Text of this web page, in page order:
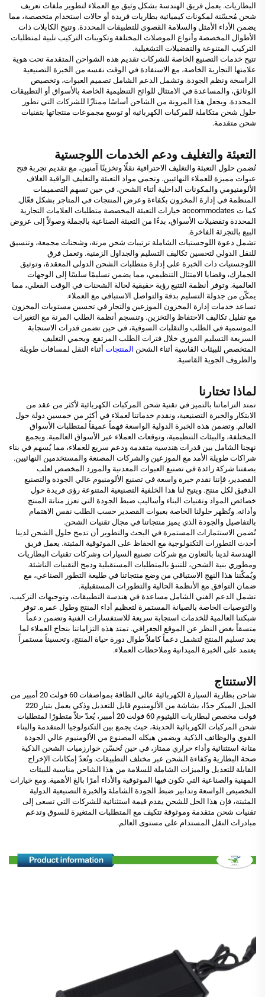
البطاريات. يعمل فريق الهندسة بشكل وثيق مع العملاء لتطوير ملفات تعريف
شحن مُحسّنة لمكونات كيميائية بطاريات فريدة أو حالات استخدام متخصصة، مما
يضمن الأداء الأمثل والسلامة القصوى للتطبيقات المحددة. وتتيح الكابلات ذات
الأطوال المخصصة وأنواع الموصلات المختلفة وتكوينات التركيب تلبية لمتطلبات
التركيب المتنوعة والتفضيلات التشغيلية.
تتيح خدمات التصنيع الخاصة للشركات تقديم هذه الشواحن المتقدمة تحت هوية
علامتها التجارية الخاصة، مع الاستفادة في الوقت نفسه من الخبرة التصنيعية
الراسخة ونظم الجودة. وتشمل الدعم الشامل تصميم العبوات، وتخصيص
الوثائق، والمساعدة في الامتثال للوائح التنظيمية الخاصة بالأسواق أو التطبيقات
المحددة. ويجعل هذا المرونة من الشاحن أساسًا ممتازًا للشركات التي تطور
حلول شحن متكاملة للمركبات الكهربائية أو توسع مجموعات منتجاتها بتقنيات
شحن متقدمة.
التعبئة والتغليف ودعم الخدمات اللوجستية
تُضمن حلول التعبئة والتغليف الاحترافية نقلًا وتخزينًا آمنين، مع تقديم تجربة فتح
عبوات مميزة للعملاء النهائيين. وتحمي مواد التعبئة والتغليف الواقية الغلاف
الألومنيومي والمكونات الداخلية أثناء الشحن، في حين تسهم التصميمات
المنظمة في إدارة المخزون بكفاءة وعرض المنتجات في المتاجر بشكل فعّال.
كما ت accommodates خيارات التعبئة المخصصة متطلبات العلامات التجارية
المحددة وتفضيلات الأسواق، بدءًا من التعبئة الصناعية بالجملة وصولاً إلى عروض
البيع بالتجزئة الفاخرة.
تشمل دعوة اللوجستيات الشاملة ترتيبات شحن مرنة، وشحنات مجمعة، وتنسيق
للنقل الدولي لتحسين تكاليف التسليم والجداول الزمنية. وتعمل فرق
اللوجستيات ذات الخبرة على إدارة متطلبات الشحن الدولي المعقدة، وتوثيق
الجمارك، وقضايا الامتثال التنظيمي، مما يضمن تسليمًا سلسًا إلى الوجهات
العالمية. وتوفر أنظمة التتبع رؤية حقيقية لحالة الشحنات في الوقت الفعلي، مما
يمكّن من جدولة التسليم بدقة والتواصل الاستباقي مع العملاء.
تساعد خدمات إدارة المخزون الموزعين والتجار في تحسين مستويات المخزون
مع تقليل تكاليف الاحتفاظ والتخزين. وتنسجم أنظمة الطلب المرنة مع التغيرات
الموسمية في الطلب والتقلبات السوقية، في حين تضمن قدرات الاستجابة
السريعة التسليم الفوري خلال فترات الطلب المرتفع. ويحمي التغليف
المتخصص للبيئات القاسية أثناء الشحن المنتجات أثناء النقل لمسافات طويلة
والظروف الجوية القاسية.
لماذا تختارنا
تمتد التزاماتنا بالتميز في تقنية شحن المركبات الكهربائية لأكثر من عقد من
الابتكار والخبرة التصنيعية، ونقدم خدماتنا لعملاء في أكثر من خمسين دولة حول
العالم. وتضمن هذه الخبرة الدولية الواسعة فهماً عميقاً لمتطلبات الأسواق
المختلفة، والبيئات التنظيمية، وتوقعات العملاء عبر الأسواق العالمية. ويجمع
نهجنا الشامل بين قدرات هندسية متقدمة ودعم سريع للعملاء، مما يُسهم في بناء
شراكات طويلة الأمد مع الموزعين والشركات المصنعة والمستخدمين النهائيين.
بصفتنا شركة رائدة في تصنيع العبوات المعدنية والمورد المخصص لعلب
القصدير، فإننا نقدم خبرة واسعة في تصنيع الألومنيوم عالي الجودة والتصنيع
الدقيق لكل منتج. ويتيح لنا هذا الخلفية التصنيعية المتنوعة رؤى فريدة حول
خصائص المواد وتقنيات البناء وأساليب ضبط الجودة التي تعزز متانة المنتج
وأدائه. وتُظهر حلولنا الخاصة بعبوات القصدير حسب الطلب نفس الاهتمام
بالتفاصيل والجودة الذي يميز منتجاتنا في مجال تقنيات الشحن.
تُضمن الاستثمارات المستمرة في البحث والتطوير أن تدمج حلول الشحن لدينا
أحدث التطورات التكنولوجية مع الحفاظ على الموثوقية المثبتة. يعمل فريق
الهندسة لدينا بالتعاون مع شركات تصنيع السيارات وشركات تقنيات البطاريات
ومطوري بنية الشحن، للتنبؤ بالمتطلبات المستقبلية ودمج التقنيات الناشئة.
ويُمكّننا هذا النهج الاستباقي من وضع منتجاتنا في طليعة التطور الصناعي، مع
ضمان التوافق مع الأنظمة الحالية والتطورات المستقبلية.
تشمل الدعم الفني الشامل مساعدة في هندسة التطبيقات، وتوجيهات التركيب،
والتوصيات الخاصة بالصيانة المستمرة لتعظيم أداء المنتج وطول عمره. توفر
شبكتنا العالمية للخدمات استجابة سريعة للاستفسارات الفنية وتضمن دعماً
متسقاً بغض النظر عن الموقع الجغرافي. تمتد هذه التزاماتنا بنجاح العملاء لما
بعد تسليم المنتج لتشمل دعماً كاملاً طوال دورة حياة المنتج، وتحسيناً مستمراً
يعتمد على الخبرة الميدانية وملاحظات العملاء.
الاستنتاج
شاحن بطارية السيارة الكهربائية عالي الطاقة بمواصفات 60 فولت 20 أمبير من
الجيل المبكر جدًا، بشاشة من الألومنيوم قابل للتعديل وذكي يعمل بتيار 220
فولت مخصص لبطاريات الليثيوم 60 فولت 20 أمبير، يُعدّ حلاً متطورًا لمتطلبات
شحن المركبات الكهربائية الحديثة، حيث يجمع بين التكنولوجيا المتقدمة والبناء
القوي والوظائف الذكية. ويضمن هيكله المصنوع من الألومنيوم عالي الجودة
متانة استثنائية وأداء حراري ممتاز، في حين تُحسّن خوارزميات الشحن الذكية
صحة البطارية وكفاءة الشحن عبر مختلف التطبيقات. وتُعدّ إمكانات الإخراج
القابلة للتعديل والميزات الشاملة للسلامة من هذا الشاحن مناسبة للبيئات
المهنية والصناعية التي تكون فيها الموثوقية والأداء أمرًا بالغ الأهمية. ومع خيارات
التخصيص الواسعة وتدابير ضبط الجودة الشاملة والخبرة التصنيعية الدولية
المثبتة، فإن هذا الحل للشحن يقدم قيمة استثنائية للشركات التي تسعى إلى
تقنيات شحن متقدمة وموثوقة تتكيف مع المتطلبات المتغيرة للسوق وتدعم
مبادرات النقل المستدام على مستوى العالم.